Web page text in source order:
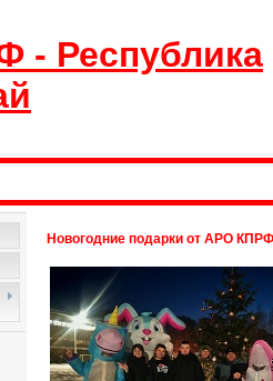
- Республика
Новогодние подарки от АРО КПРФ